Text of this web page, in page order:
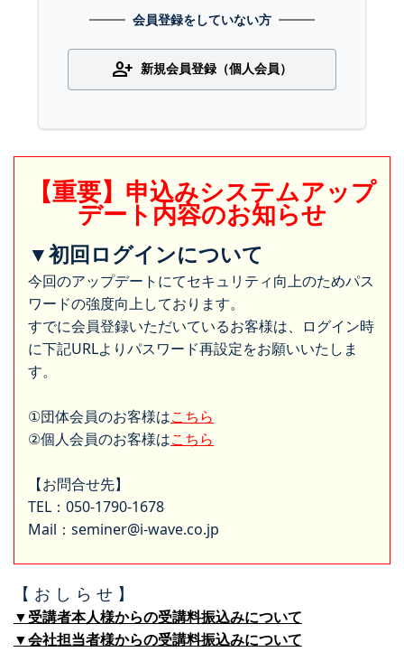
会員登録をしていない方
person_add 新規会員登録（個人会員）
【重要】申込みシステムアップ
デート内容のお知らせ
▼初回ログインについて
今回のアップデートにてセキュリティ向上のためパス
ワードの強度向上しております。
すでに会員登録いただいているお客様は、ログイン時
に下記URLよりパスワード再設定をお願いいたしま
す。
①団体会員のお客様はこちら
②個人会員のお客様はこちら
【お問合せ先】
TEL：050-1790-1678
Mail：seminer@i-wave.co.jp
【 お し ら せ 】
▼受講者本人様からの受講料振込みについて
▼会社担当者様からの受講料振込みについて